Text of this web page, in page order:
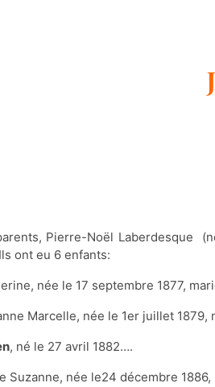
Pierre-Noël Laberdesque
ont eu 6 enfants:
née le 17 septembre 1877,
Marcelle, née le 1er juillet
, né le 27 avril 1882….
Suzanne, née le24 décembre